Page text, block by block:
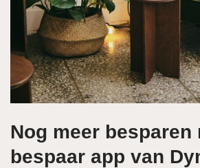
Nog meer besparen
bespaar app van